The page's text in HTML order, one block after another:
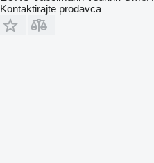
Kontaktirajte prodavca